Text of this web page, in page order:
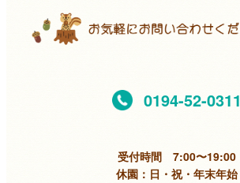
0194-52-0311
受付時間 7:00〜19:00
休園：日・祝・年末年始